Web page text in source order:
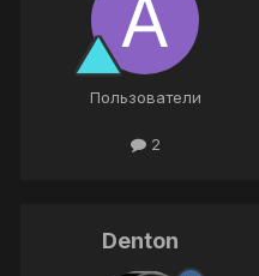
Пользователи
2
Denton